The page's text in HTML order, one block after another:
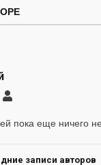
Андрей
пока еще ничего
записи авторов